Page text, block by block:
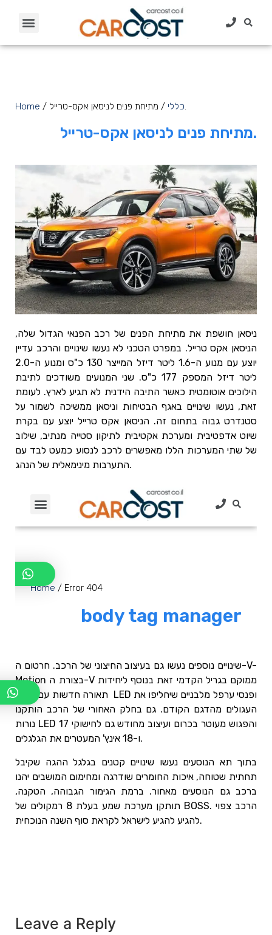
Home / כללי/ מתיחת פנים לניסאן אקס-טרייל.
מתיחת פנים לניסאן אקס-טרייל.
ניסאן חושפת את מתיחת הפנים של רכב הפנאי הגדול שלה,
הניסאן אקס טרייל. במפרט הטכני לא נעשו שינויים והרכב עדיין
יוצע עם מנוע ה-1.6 ליטר דיזל המייצר 130 כ"ס ומנוע ה-2.0
ליטר דיזל המספק 177 כ"ס. שני המנועים משודכים לתיבת
הילוכים אוטומטית כאשר התיבה הידנית לא תגיע לארץ. לעומת
זאת, נעשו שינויים באגף הבטיחות וניסאן ממשיכה לשמור על
סטנדרט גבוה בתחום זה. הניסאן אקס טרייל יוצע עם בקרת
שיוט אדפטיבית ומערכת אקטיבית לתיקון סטייה מנתיב, שילוב
של שתי המערכות הללו מאפשרים לרכב לנסוע כמעט לבד עם
התערבות מינימאלית של הנהג.
שינויים נוספים נעשו גם בעיצוב החיצוני של הרכב. חרטום ה-V-
Motion בצורת ה-V ממוקם בגריל הקדמי זאת בנוסף ליחידות
תאורה חדשות עם נורות LED ופנסי ערפל מלבניים שיחליפו את
העגולים מהדגם הקודם. גם בחלק האחורי של הרכב הותקנו
נורות LED והפגוש מעוטר בכרום ועיצוב מחודש גם לחישוקי 17
ו-18 אינץ' המעטרים את הגלגלים.
בתוך תא הנוסעים נעשו שינויים קטנים בגלגל ההגה שקיבל
תחתית שטוחה, איכות החומרים שודרגה ומחימום המושבים יהנו
ברכב גם הנוסעים מאחור. ברמת הגימור הגבוהה, הטקנה,
תותקן מערכת שמע בעלת 8 רמקולים של BOSS. הרכב צפוי
להגיע להגיע לישראל לקראת סוף השנה הנוכחית.
Leave a Reply